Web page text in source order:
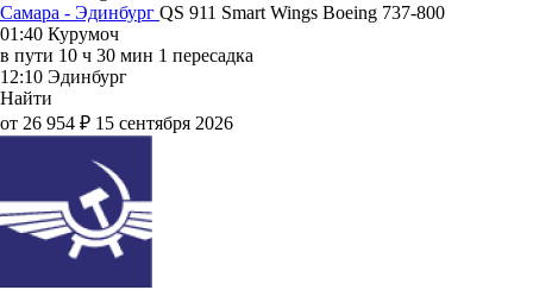
Самара - Эдинбург QS 911 Smart Wings Boeing 737-800
01:40 Курумоч
в пути 10 ч 30 мин 1 пересадка
12:10 Эдинбург
Найти
от 26 954 ₽ 15 сентября 2026